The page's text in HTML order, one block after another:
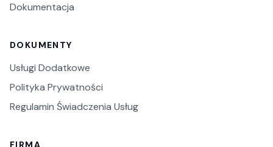
Dokumentacja
DOKUMENTY
Usługi Dodatkowe
Polityka Prywatności
Regulamin Świadczenia Usług
FIRMA